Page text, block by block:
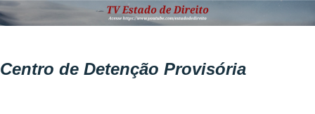
Centro de Detenção Provisória